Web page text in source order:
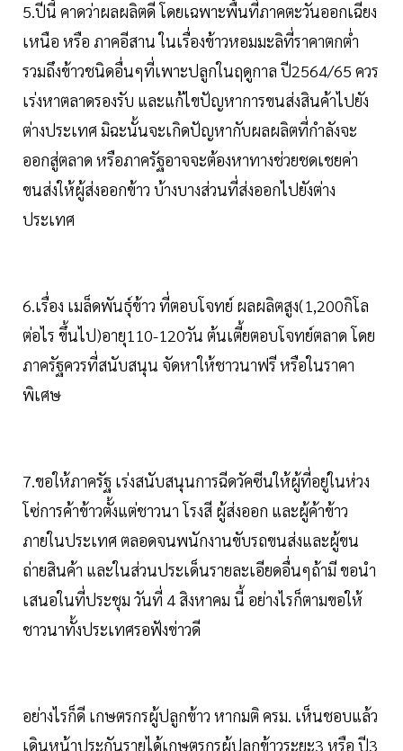
5.ปีนี้ คาดว่าผลผลิตดี โดยเฉพาะพื้นที่ภาคตะวันออกเฉียง
เหนือ หรือ ภาคอีสาน ในเรื่องข้าวหอมมะลิที่ราคาตกต่ำ
รวมถึงข้าวชนิดอื่นๆที่เพาะปลูกในฤดูกาล ปี2564/65 ควร
เร่งหาตลาดรองรับ และแก้ไขปัญหาการขนส่งสินค้าไปยัง
ต่างประเทศ มิฉะนั้นจะเกิดปัญหากับผลผลิตที่กำลังจะ
ออกสู่ตลาด หรือภาครัฐอาจจะต้องหาทางช่วยชดเชยค่า
ขนส่งให้ผู้ส่งออกข้าว บ้างบางส่วนที่ส่งออกไปยังต่าง
ประเทศ
6.เรื่อง เมล็ดพันธ์ุข้าว ที่ตอบโจทย์ ผลผลิตสูง(1,200กิโล
ต่อไร ขึ้นไป)อายุ110-120วัน ต้นเตี้ยตอบโจทย์ตลาด โดย
ภาครัฐควรที่สนับสนุน จัดหาให้ชาวนาฟรี หรือในราคา
พิเศษ
7.ขอให้ภาครัฐ เร่งสนับสนุนการฉีดวัคซีนให้ผู้ที่อยู่ในห่วง
โซ่การค้าข้าวตั้งแต่ชาวนา โรงสี ผู้ส่งออก และผู้ค้าข้าว
ภายในประเทศ ตลอดจนพนักงานขับรถขนส่งและผู้ขน
ถ่ายสินค้า และในส่วนประเด็นรายละเอียดอื่นๆถ้ามี ขอนำ
เสนอในที่ประชุม วันที่ 4 สิงหาคม นี้ อย่างไรก็ตามขอให้
ชาวนาทั้งประเทศรอฟังข่าวดี
อย่างไรก็ดี เกษตรกรผู้ปลูกข้าว หากมติ ครม. เห็นชอบแล้ว
เดินหน้าประกันรายได้เกษตรกรผู้ปลูกข้าวระยะ3 หรือ ปี3